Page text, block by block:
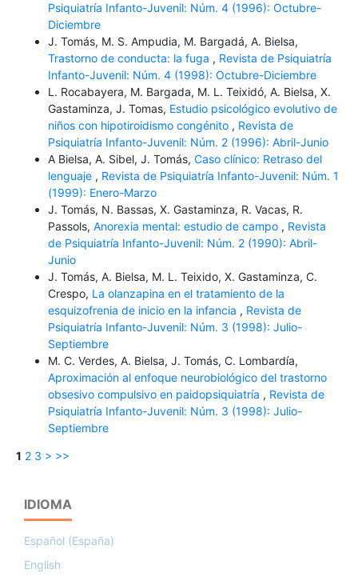
Psiquiatría Infanto-Juvenil: Núm. 4 (1996): Octubre-
Diciembre
J. Tomás, M. S. Ampudia, M. Bargadá, A. Bielsa,
Trastorno de conducta: la fuga , Revista de Psiquiatría
Infanto-Juvenil: Núm. 4 (1998): Octubre-Diciembre
L. Rocabayera, M. Bargada, M. L. Teixidó, A. Bielsa, X.
Gastaminza, J. Tomas, Estudio psicológico evolutivo de
niños con hipotiroidismo congénito , Revista de
Psiquiatría Infanto-Juvenil: Núm. 2 (1996): Abril-Junio
A Bielsa, A. Sibel, J. Tomás, Caso clínico: Retraso del
lenguaje , Revista de Psiquiatría Infanto-Juvenil: Núm. 1
(1999): Enero-Marzo
J. Tomás, N. Bassas, X. Gastaminza, R. Vacas, R.
Passols, Anorexia mental: estudio de campo , Revista
de Psiquiatría Infanto-Juvenil: Núm. 2 (1990): Abril-
Junio
J. Tomás, A. Bielsa, M. L. Teixido, X. Gastaminza, C.
Crespo, La olanzapina en el tratamiento de la
esquizofrenia de inicio en la infancia , Revista de
Psiquiatría Infanto-Juvenil: Núm. 3 (1998): Julio-
Septiembre
M. C. Verdes, A. Bielsa, J. Tomás, C. Lombardía,
Aproximación al enfoque neurobiológico del trastorno
obsesivo compulsivo en paidopsiquiatría , Revista de
Psiquiatría Infanto-Juvenil: Núm. 3 (1998): Julio-
Septiembre
1 2 3 > >>
IDIOMA
Español (España)
English